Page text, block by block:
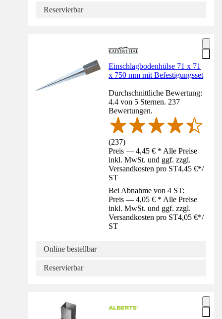
Reservierbar
Einschlagbodenhülse 71 x 71
x 750 mm mit Befestigungsset
Durchschnittliche Bewertung:
4.4 von 5 Sternen. 237
Bewertungen.
(237)
Preis — 4,45 € * Alle Preise
inkl. MwSt. und ggf. zzgl.
Versandkosten pro ST4,45 €*/
ST
Bei Abnahme von 4 ST:
Preis — 4,05 € * Alle Preise
inkl. MwSt. und ggf. zzgl.
Versandkosten pro ST4,05 €*/
ST
Online bestellbar
Reservierbar